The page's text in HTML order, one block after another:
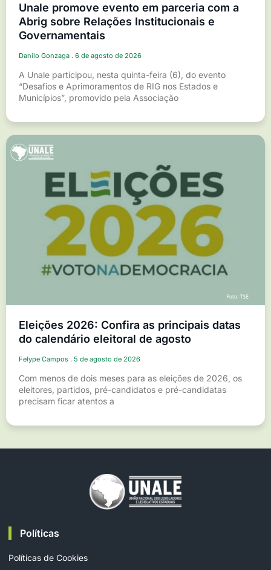
Unale promove evento em parceria com a
Abrig sobre Relações Institucionais e
Governamentais
Danilo Gonzaga 6 de agosto de 2026
A Unale participou, nesta quinta-feira (6), do evento
“Desafios e Aprimoramentos de RIG nos Estados e
Municípios”, promovido pela Associação
Eleições 2026: Confira as principais datas
do calendário eleitoral de agosto
Felype Campos 5 de agosto de 2026
Com menos de dois meses para as eleições de 2026, os
eleitores, partidos, pré-candidatos e pré-candidatas
precisam ficar atentos a
Políticas
Políticas de Cookies